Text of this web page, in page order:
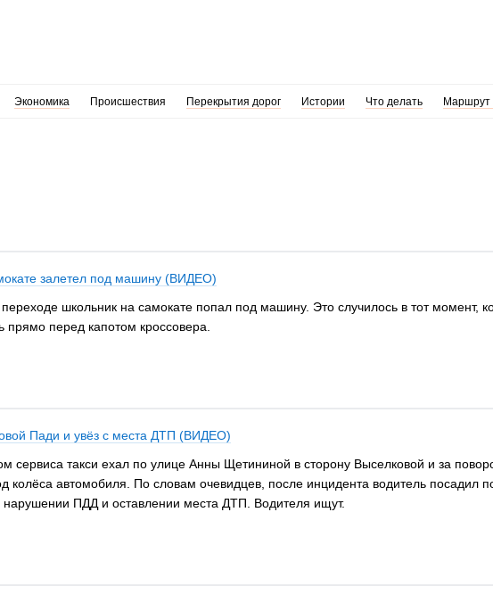
Экономика Происшествия Перекрытия дорог Истории Что делать Маршрут
залетел под машину (ВИДЕО)
школьник на самокате попал под машину. Это случилось в тот момент,
перед капотом кроссовера.
Пади и увёз с места ДТП (ВИДЕО)
сервиса такси ехал по улице Анны Щетининой в сторону Выселковой и за
автомобиля. По словам очевидцев, после инцидента водитель посадил
ПДД и оставлении места ДТП. Водителя ищут.